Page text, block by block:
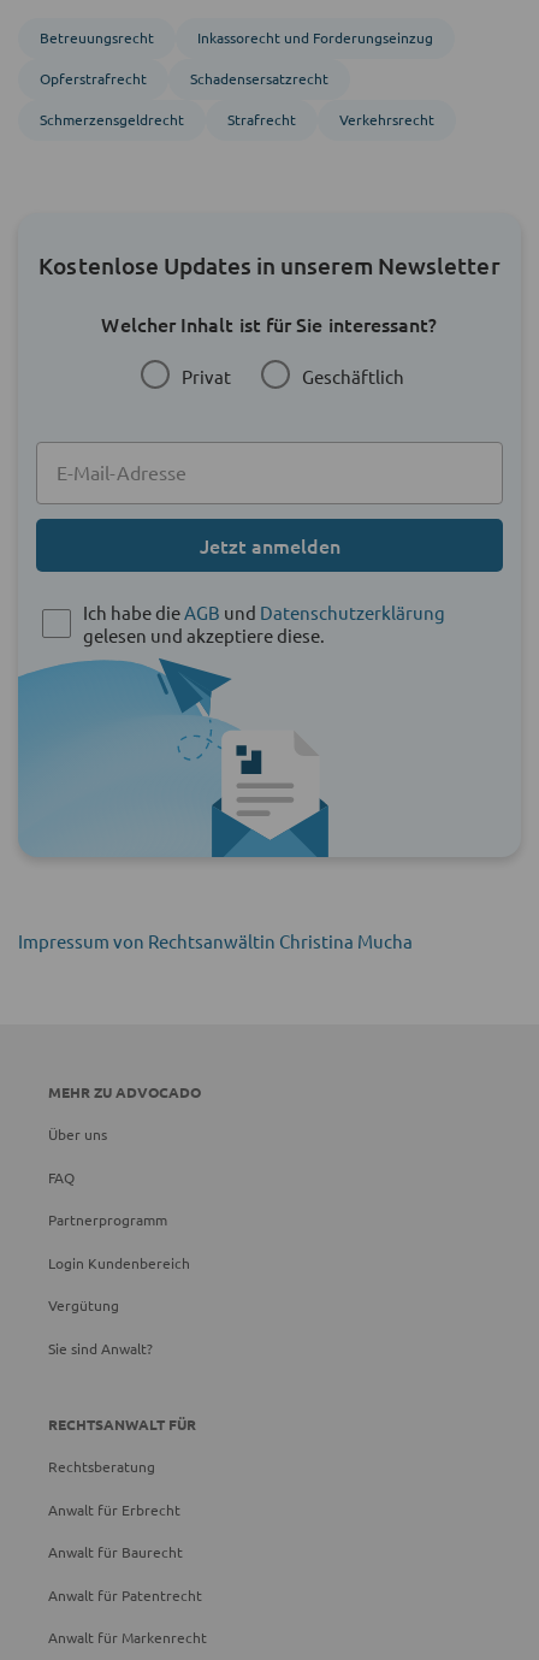
Betreuungs­recht Inkasso­recht und Forderungs­einzug
Opferstrafrecht Schadensersatzrecht
Schmerzensgeldrecht Strafrecht Verkehrsrecht
Kostenlose Updates in unserem Newsletter
Welcher Inhalt ist für Sie interessant?
Privat Geschäftlich
Jetzt anmelden
Ich habe die AGB und Datenschutzerklärung
gelesen und akzeptiere diese.
Impressum von Rechtsanwältin Christina Mucha
MEHR ZU ADVOCADO
Über uns
FAQ
Partnerprogramm
Login Kundenbereich
Vergütung
Sie sind Anwalt?
RECHTSANWALT FÜR
Rechtsberatung
Anwalt für Erbrecht
Anwalt für Baurecht
Anwalt für Patentrecht
Anwalt für Markenrecht